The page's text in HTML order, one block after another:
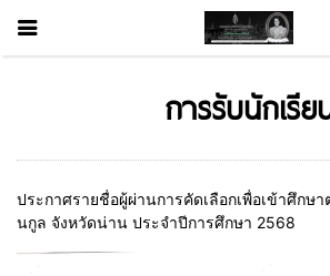
การรับนักเรีย
ประกาศรายชื่อผู้ผ่านการคัดเลือกเพื่อเข้าศึกษ
นกูล จังหวัดน่าน ประจำปีการศึกษา 2568